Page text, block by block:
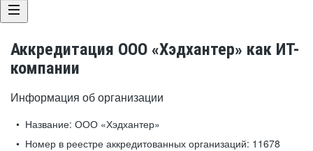
Аккредитация ООО «Хэдхантер» как ИТ-
компании
Информация об организации
Название: ООО «Хэдхантер»
Номер в реестре аккредитованных организаций: 11678